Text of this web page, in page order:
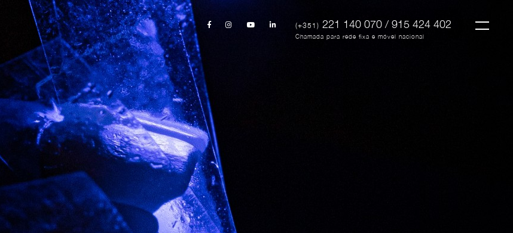
(+351) 221 140 070 / 915 424 402
Chamada para rede fixa e móvel nacional